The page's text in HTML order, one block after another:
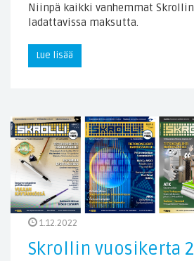
Niinpä kaikki vanhemmat
ladattavissa maksutta.
Lue lisää
1.12.2022
Skrollin vuosikerta